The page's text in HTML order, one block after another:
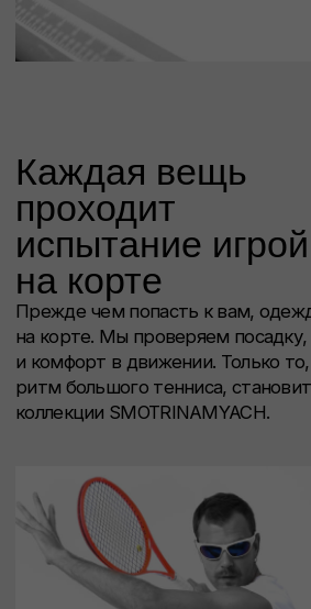
Фирменная упаковка
с промокодом внутри
Каждый заказ приходит в стильном тубусе
из под теннисных мячей. Внутри вы найдёте
открытку и промокод от 500 ₽ на следующую
покупку. Верим, что внимание к мелочам создаёт
настроение с первого прикосновения.